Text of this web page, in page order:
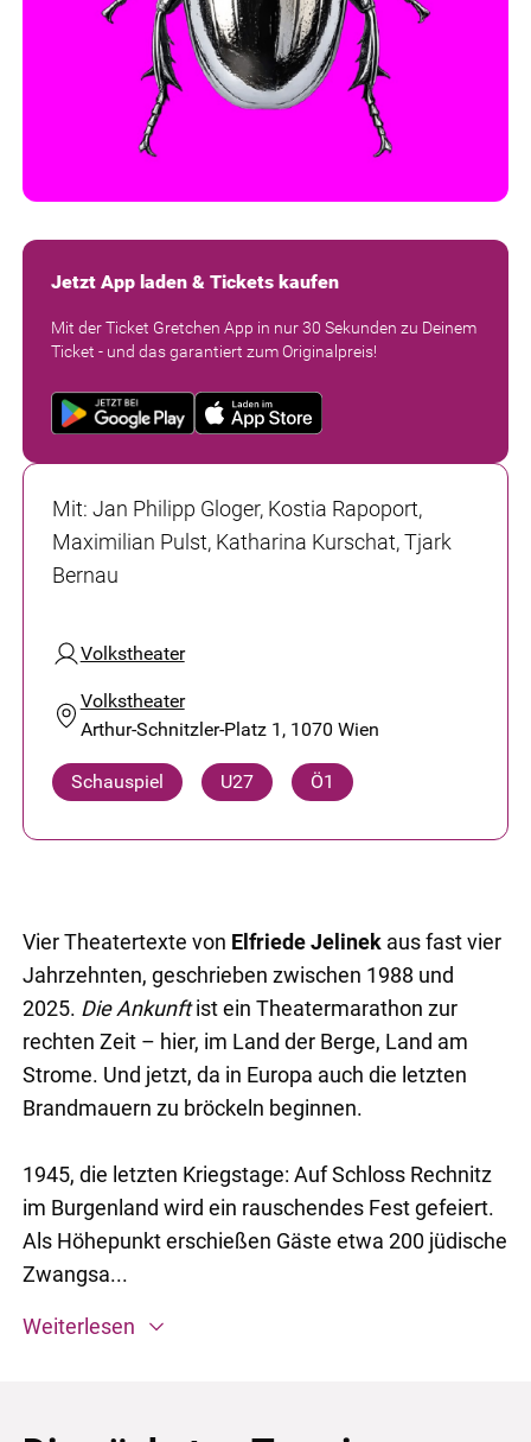
Jetzt App laden & Tickets kaufen
Mit der Ticket Gretchen App in nur 30 Sekunden zu Deinem
Ticket - und das garantiert zum Originalpreis!
Mit: Jan Philipp Gloger, Kostia Rapoport,
Maximilian Pulst, Katharina Kurschat, Tjark
Bernau
Volkstheater
Volkstheater
Arthur-Schnitzler-Platz 1, 1070 Wien
Schauspiel U27 Ö1
Vier Theatertexte von Elfriede Jelinekaus fast vier
Jahrzehnten, geschrieben zwischen 1988 und
2025. Die Ankunftist ein Theatermarathon zur
rechten Zeit – hier, im Land der Berge, Land am
Strome. Und jetzt, da in Europa auch die letzten
Brandmauern zu bröckeln beginnen.
1945, die letzten Kriegstage: Auf Schloss Rechnitz
im Burgenland wird ein rauschendes Fest gefeiert.
Als Höhepunkt erschießen Gäste etwa 200 jüdische
Zwangsa...
Weiterlesen